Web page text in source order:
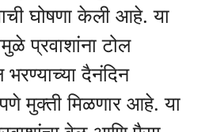
घोषणा केली आहे. या
प्रवाशांना टोल
भरण्याच्या दैनंदिन
मुक्ती मिळणार आहे. या